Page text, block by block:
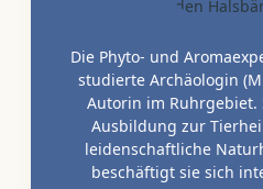
Die Phyto- und
studierte Archäologin
Autorin im Ruhrgebiet.
Ausbildung zur
leidenschaftliche
beschäftigt sie sich